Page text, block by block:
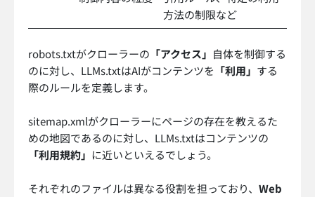
方法の制限など
robots.txtがクローラーの 「アクセス」 自体を制御する
のに対し、LLMs.txtはAIがコンテンツを 「利用」 する
際のルールを定義します。
sitemap.xmlがクローラーにページの存在を教えるた
めの地図であるのに対し、LLMs.txtはコンテンツの
「利用規約」 に近いといえるでしょう。
それぞれのファイルは異なる役割を担っており、 Web